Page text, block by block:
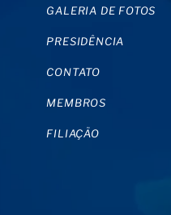
GALERIA DE FOTOS
PRESIDÊNCIA
CONTATO
MEMBROS
FILIAÇÃO